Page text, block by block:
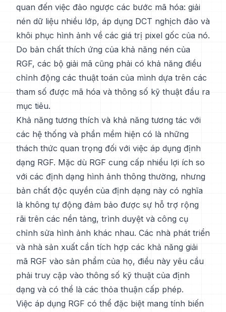
quan đến việc đảo ngược các bước mã hóa: giải
nén dữ liệu nhiều lớp, áp dụng DCT nghịch đảo và
khôi phục hình ảnh về các giá trị pixel gốc của nó.
Do bản chất thích ứng của khả năng nén của
RGF, các bộ giải mã cũng phải có khả năng điều
chỉnh động các thuật toán của mình dựa trên các
tham số được mã hóa và thông số kỹ thuật đầu ra
mục tiêu.
Khả năng tương thích và khả năng tương tác với
các hệ thống và phần mềm hiện có là những
thách thức quan trọng đối với việc áp dụng định
dạng RGF. Mặc dù RGF cung cấp nhiều lợi ích so
với các định dạng hình ảnh thông thường, nhưng
bản chất độc quyền của định dạng này có nghĩa
là không tự động đảm bảo được sự hỗ trợ rộng
rãi trên các nền tảng, trình duyệt và công cụ
chỉnh sửa hình ảnh khác nhau. Các nhà phát triển
và nhà sản xuất cần tích hợp các khả năng giải
mã RGF vào sản phẩm của họ, điều này yêu cầu
phải truy cập vào thông số kỹ thuật của định
dạng và có thể là các thỏa thuận cấp phép.
Việc áp dụng RGF có thể đặc biệt mang tính biến